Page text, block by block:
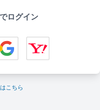
ログイン
こちら